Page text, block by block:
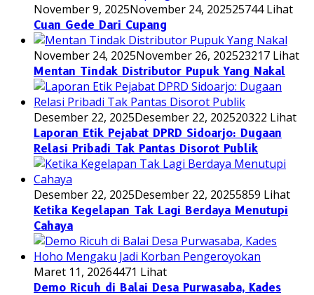
November 9, 2025November 24, 202525744 Lihat
Cuan Gede Dari Cupang
November 24, 2025November 26, 202523217 Lihat
Mentan Tindak Distributor Pupuk Yang Nakal
Desember 22, 2025Desember 22, 202520322 Lihat
Laporan Etik Pejabat DPRD Sidoarjo: Dugaan
Relasi Pribadi Tak Pantas Disorot Publik
Desember 22, 2025Desember 22, 20255859 Lihat
Ketika Kegelapan Tak Lagi Berdaya Menutupi
Cahaya
Maret 11, 20264471 Lihat
Demo Ricuh di Balai Desa Purwasaba, Kades